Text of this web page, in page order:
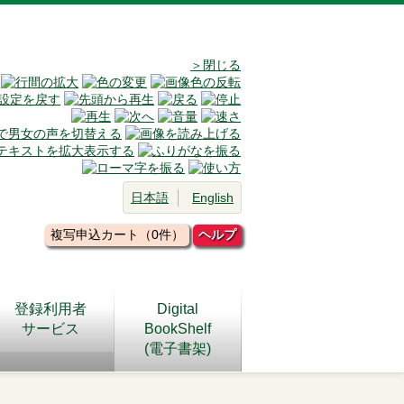
＞閉じる
日本語 English
複写申込カート（0件） ヘルプ
登録利用者
サービス
Digital
BookShelf
(電子書架)